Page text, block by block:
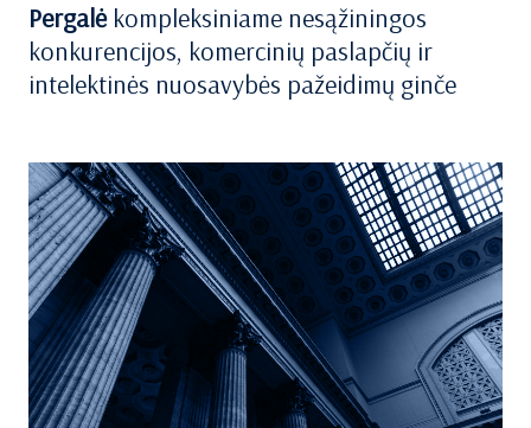
Pergalė kompleksiniame nesąžiningos
konkurencijos, komercinių paslapčių ir
intelektinės nuosavybės pažeidimų ginče